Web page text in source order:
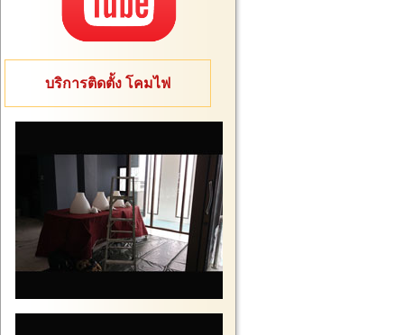
บริการติดตั้ง โคมไฟ